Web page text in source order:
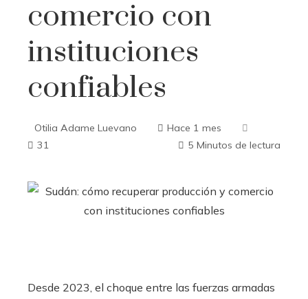
comercio con
instituciones
confiables
Otilia Adame Luevano
Hace 1 mes
31
5 Minutos de lectura
Desde 2023, el choque entre las fuerzas armadas